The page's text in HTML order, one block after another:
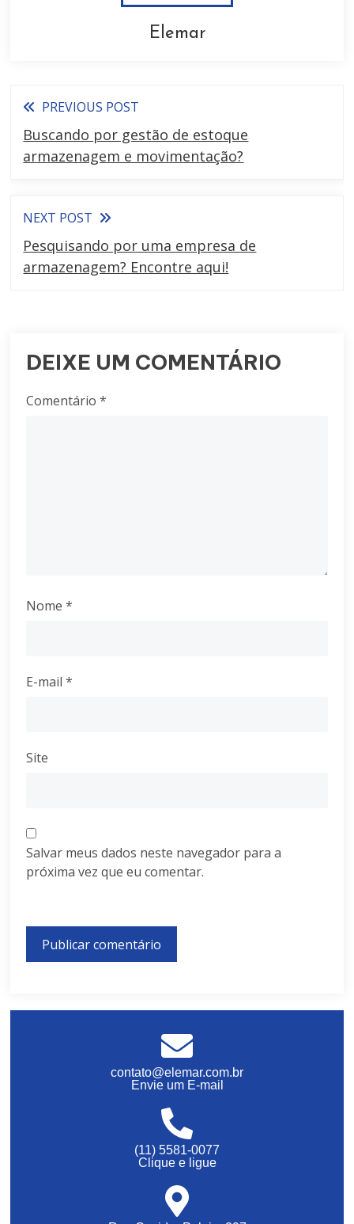
Elemar
PREVIOUS POST
Buscando por gestão de estoque
armazenagem e movimentação?
NEXT POST
Pesquisando por uma empresa de
armazenagem? Encontre aqui!
DEIXE UM COMENTÁRIO
Comentário*
Nome*
E-mail*
Site
Salvar meus dados neste navegador para a
próxima vez que eu comentar.
contato@elemar.com.br
Envie um E-mail
(11) 5581-0077
Clique e ligue